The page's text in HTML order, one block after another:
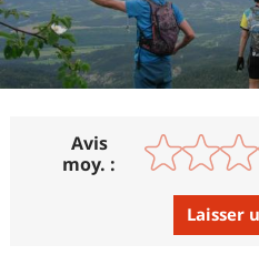
Avis
moy. :
Laisser